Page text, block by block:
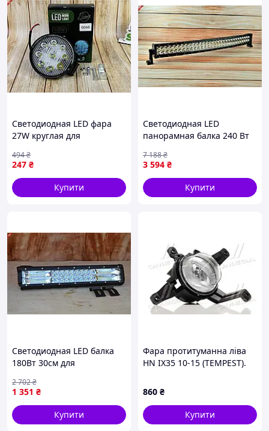
Светодиодная LED фара
27W круглая для
спецтехники широкий луч
3000 lm для освещения
дороги
247 ₴
494₴
Купити
Светодиодная LED
панорамная балка 240 Вт
для внедорожников и
грузовиков
3 594 ₴
7 188₴
Купити
Светодиодная LED балка
180Вт 30см для
світловий джерело для
нічної їзди
1 351 ₴
2 702₴
Купити
Фара протитуманна ліва
HN IX35 10-15 (TEMPEST).
860 ₴
Купити